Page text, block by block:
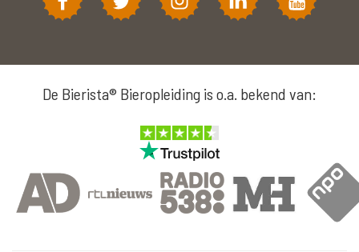
De Bierista® Bieropleiding is o.a. bekend van: